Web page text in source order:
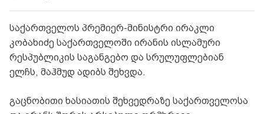
საქართველოს პრემიერ-მინისტრი ირაკლი
კობახიძე საქართველოში ირანის ისლამური
რესპუბლიკის საგანგებო და სრულუფლებიან
ელჩს, მაჰმუდ ადიბს შეხვდა.
გაცნობითი ხასიათის შეხვედრაზე საქართველოსა